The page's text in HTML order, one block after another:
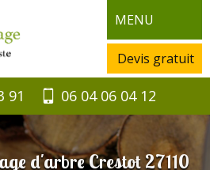
MENU
Devis gratuit
91 06 04 06 04 12
d'arbre Crestot 27110